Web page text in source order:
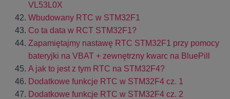
VL53L0X
Wbudowany RTC w STM32F1
Co ta data w RCT STM32F1?
Zapamiętajmy nastawę RTC STM32F1 przy pomocy
bateryjki na VBAT + zewnętrzny kwarc na BluePill
A jak to jest z tym RTC na STM32F4?
Dodatkowe funkcje RTC w STM32F4 cz. 1
Dodatkowe funkcje RTC w STM32F4 cz. 2